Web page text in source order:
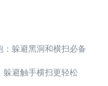
：躲避黑洞和横扫必备
躲避触手横扫更轻松